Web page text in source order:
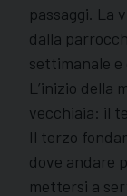
passaggi. La
dalla
settimanale e
L’inizio della
vecchiaia: il
Il terzo
dove andare
mettersi a